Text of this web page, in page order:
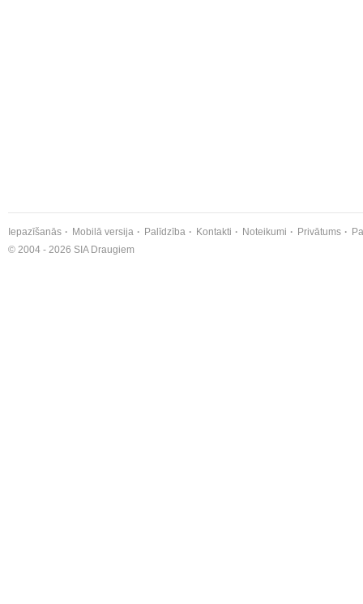
Iepazīšanās Mobilā versija Palīdzība Kontakti Noteikumi Privātums
© 2004 - 2026 SIA Draugiem